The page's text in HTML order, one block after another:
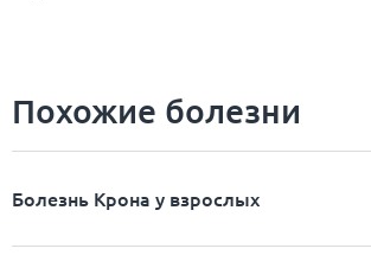
Похожие болезни
Болезнь Крона у взрослых